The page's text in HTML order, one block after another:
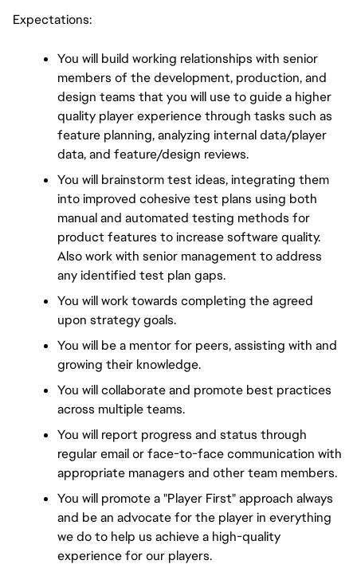
Expectations:
You will build working relationships with senior
members of the development, production, and
design teams that you will use to guide a higher
quality player experience through tasks such as
feature planning, analyzing internal data/player
data, and feature/design reviews.
You will brainstorm test ideas, integrating them
into improved cohesive test plans using both
manual and automated testing methods for
product features to increase software quality.
Also work with senior management to address
any identified test plan gaps.
You will work towards completing the agreed
upon strategy goals.
You will be a mentor for peers, assisting with and
growing their knowledge.
You will collaborate and promote best practices
across multiple teams.
You will report progress and status through
regular email or face-to-face communication with
appropriate managers and other team members.
You will promote a "Player First" approach always
and be an advocate for the player in everything
we do to help us achieve a high-quality
experience for our players.